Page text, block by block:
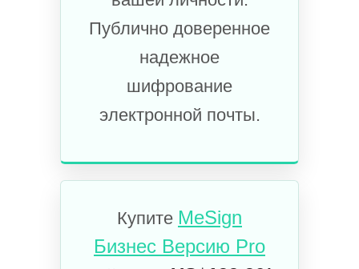
Публично доверенное
надежное
шифрование
электронной почты.
Купите MeSign
Бизнес Версию Pro